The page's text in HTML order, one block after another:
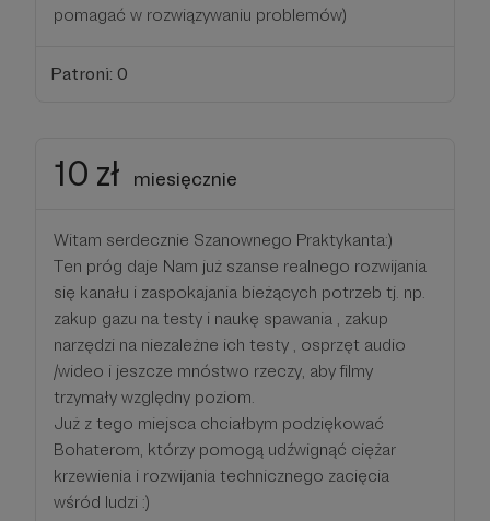
pomagać w rozwiązywaniu problemów)
Patroni: 0
10 zł miesięcznie
Witam serdecznie Szanownego Praktykanta:)
Ten próg daje Nam już szanse realnego rozwijania
się kanału i zaspokajania bieżących potrzeb tj. np.
zakup gazu na testy i naukę spawania , zakup
narzędzi na niezależne ich testy , osprzęt audio
/wideo i jeszcze mnóstwo rzeczy, aby filmy
trzymały względny poziom.
Już z tego miejsca chciałbym podziękować
Bohaterom, którzy pomogą udźwignąć ciężar
krzewienia i rozwijania technicznego zacięcia
wśród ludzi :)